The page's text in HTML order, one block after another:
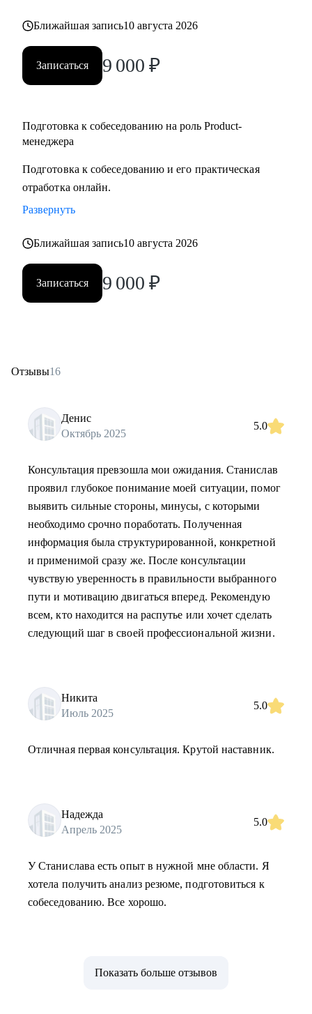
• Для уже опытных специалистов в сфере Project/Product- и
Bizdev-менеджеров, которые хотят расти
Ближайшая запись10 августа 2026
Записаться 9 000 ₽
Подготовка к собеседованию на роль Product-
менеджера
Подготовка к собеседованию и его практическая
отработка онлайн.
Развернуть
Ближайшая запись10 августа 2026
Записаться 9 000 ₽
Отзывы16
Денис
Октябрь 2025
5.0
Консультация превзошла мои ожидания. Станислав
проявил глубокое понимание моей ситуации, помог
выявить сильные стороны, минусы, c которыми
необходимо срочно поработать. Полученная
информация была структурированной, конкретной
и применимой сразу же. После консультации
чувствую уверенность в правильности выбранного
пути и мотивацию двигаться вперед. Рекомендую
всем, кто находится на распутье или хочет сделать
следующий шаг в своей профессиональной жизни.
Никита
Июль 2025
5.0
Отличная первая консультация. Крутой наставник.
Надежда
Апрель 2025
5.0
У Станислава есть опыт в нужной мне области. Я
хотела получить анализ резюме, подготовиться к
собеседованию. Все хорошо.
Показать больше отзывов